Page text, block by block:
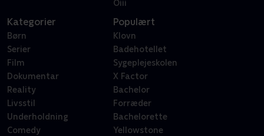
Oiii
Kategorier
Børn
Serier
Film
Dokumentar
Reality
Livsstil
Underholdning
Comedy
Populært
Klovn
Badehotellet
Sygeplejeskolen
X Factor
Bachelor
Forræder
Bachelorette
Yellowstone